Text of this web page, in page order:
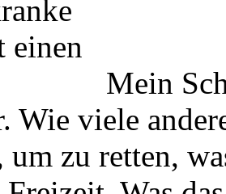
Mein
Wie viele
um zu retten,